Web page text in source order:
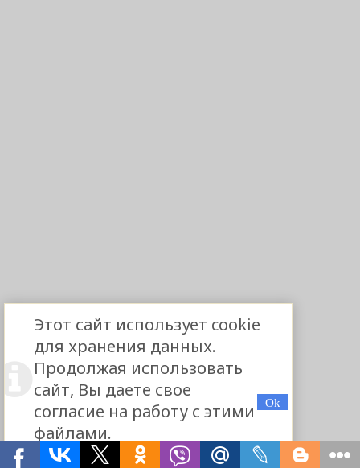
Этот сайт использует cookie
для хранения данных.
Продолжая использовать
сайт, Вы даете свое
согласие на работу с этими
файлами.